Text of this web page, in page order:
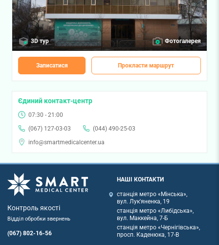
3D тур Фотогалерея
Записатися Прокласти маршрут
Єдиний контакт-центр
07:30 - 21:00
(067) 127-03-03
(044) 490-25-03
info@smartmedicalcenter.ua
Контроль якості
Відділ обробки звернень
(067) 802-16-56
НАШІ КОНТАКТИ
станція метро «Мінська»,
вул. Лук'яненка, 19
станція метро «Либідська»,
вул. Маккейна, 7-Б
станція метро «Чернігівська»,
просп. Каденюка, 17-В